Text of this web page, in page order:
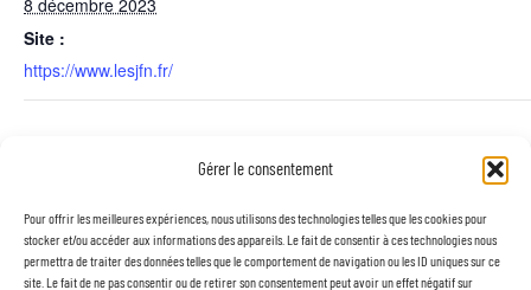
Gérer le consentement
Pour offrir les meilleures expériences, nous utilisons des technologies telles que les cookies pour
stocker et/ou accéder aux informations des appareils. Le fait de consentir à ces technologies nous
permettra de traiter des données telles que le comportement de navigation ou les ID uniques sur ce
site. Le fait de ne pas consentir ou de retirer son consentement peut avoir un effet négatif sur
8 décembre 2023
Site :
https://www.lesjfn.fr/
Rencontres Néphro-Diet – 5 décembre 2023